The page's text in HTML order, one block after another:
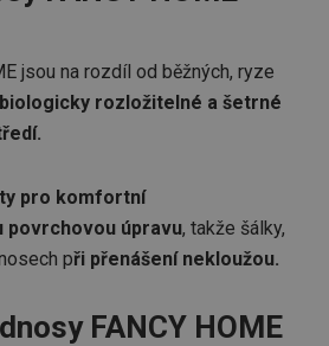
jsou na rozdíl od běžných, ryze
biologicky rozložitelné a šetrné
pro komfortní
povrchovou úpravu, takže šálky,
při přenášení nekloužou.
FANCY HOME